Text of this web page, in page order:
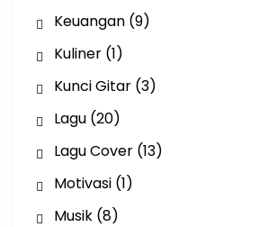
Keuangan(9)
Kuliner(1)
Kunci Gitar(3)
Lagu(20)
Lagu Cover(13)
Motivasi(1)
Musik(8)